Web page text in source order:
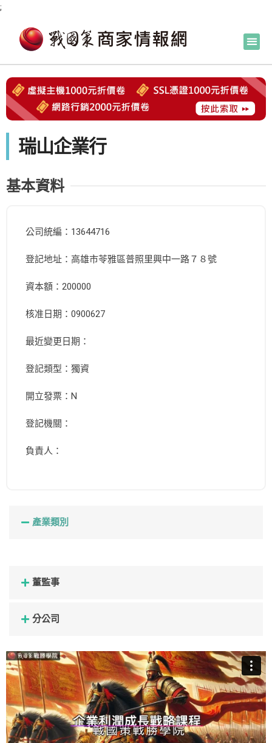
;
瑞山企業行
基本資料
公司統編：13644716
登記地址：高雄市苓雅區普照里興中一路７８號
資本額：200000
核准日期：0900627
最近變更日期：
登記類型：獨資
開立發票：N
登記機關：
負責人：
產業類別
董監事
分公司